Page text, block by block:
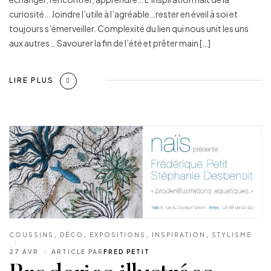
curiosité… Joindre l’utile à l’agréable…rester en éveil à soi et
toujours s’émerveiller. Complexité du lien qui nous unit les uns
aux autres… Savourer la fin de l’été et prêter main […]
LIRE PLUS
COUSSINS DÉCO EXPOSITIONS INSPIRATION STYLISME
27 AVR ARTICLE PAR FRED PETIT